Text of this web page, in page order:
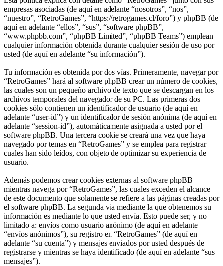
empresas asociadas (de aquí en adelante “nosotros”, “nos”,
“nuestro”, “RetroGames”, “https://retrogames.cl/foro”) y phpBB (de
aquí en adelante “ellos”, “sus”, “software phpBB”,
“www.phpbb.com”, “phpBB Limited”, “phpBB Teams”) emplean
cualquier información obtenida durante cualquier sesión de uso por
usted (de aquí en adelante “su información”).
Tu información es obtenida por dos vías. Primeramente, navegar por
“RetroGames” hará al software phpBB crear un número de cookies,
las cuales son un pequeño archivo de texto que se descargan en los
archivos temporales del navegador de su PC. Las primeras dos
cookies sólo contienen un identificador de usuario (de aquí en
adelante “user-id”) y un identificador de sesión anónima (de aquí en
adelante “session-id”), automáticamente asignada a usted por el
software phpBB. Una tercera cookie se creará una vez que haya
navegado por temas en “RetroGames” y se emplea para registrar
cuales han sido leídos, con objeto de optimizar su experiencia de
usuario.
Además podemos crear cookies externas al software phpBB
mientras navega por “RetroGames”, las cuales exceden el alcance
de este documento que solamente se refiere a las páginas creadas por
el software phpBB. La segunda vía mediante la que obtenemos su
información es mediante lo que usted envía. Esto puede ser, y no
limitado a: envíos como usuario anónimo (de aquí en adelante
“envíos anónimos”), su registro en “RetroGames” (de aquí en
adelante “su cuenta”) y mensajes enviados por usted después de
registrarse y mientras se haya identificado (de aquí en adelante “sus
mensajes”).